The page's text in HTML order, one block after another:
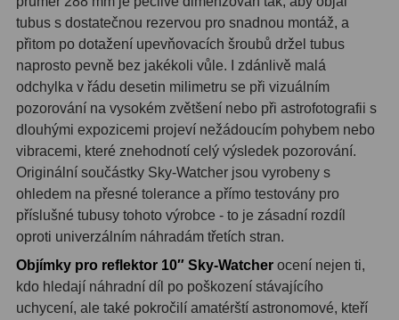
Rotátory34
Komponenty78
Helical výtahy11
Okulárové výtahy44
Adaptéry k okulárovým
výtahům
Primární zrcadla9
Sekundární zrcadla6
tubus s dostatečnou rezervou pro snadnou montáž, a
přitom po dotažení upevňovacích šroubů držel tubus
naprosto pevně bez jakékoli vůle. I zdánlivě malá
odchylka v řádu desetin milimetru se při vizuálním
pozorování na vysokém zvětšení nebo při astrofotografii s
dlouhými expozicemi projeví nežádoucím pohybem nebo
vibracemi, které znehodnotí celý výsledek pozorování.
Originální součástky Sky-Watcher jsou vyrobeny s
ohledem na přesné tolerance a přímo testovány pro
příslušné tubusy tohoto výrobce - to je zásadní rozdíl
oproti univerzálním náhradám třetích stran.
Objímky pro reflektor 10″ Sky-Watcher ocení nejen ti,
kdo hledají náhradní díl po poškození stávajícího
uchycení, ale také pokročilí amatérští astronomové, kteří